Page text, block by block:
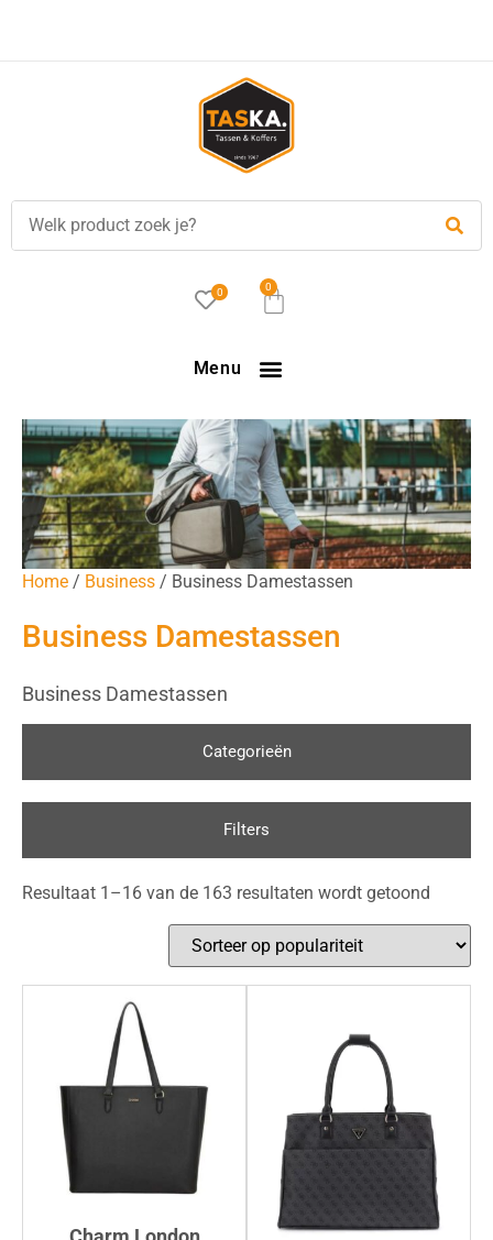
verzending in NL vanaf €35,-!
0 0
Menu
Home / Business / Business Damestassen
Business Damestassen
Business Damestassen
Categorieën
Filters
Resultaat 1–16 van de 163 resultaten wordt getoond